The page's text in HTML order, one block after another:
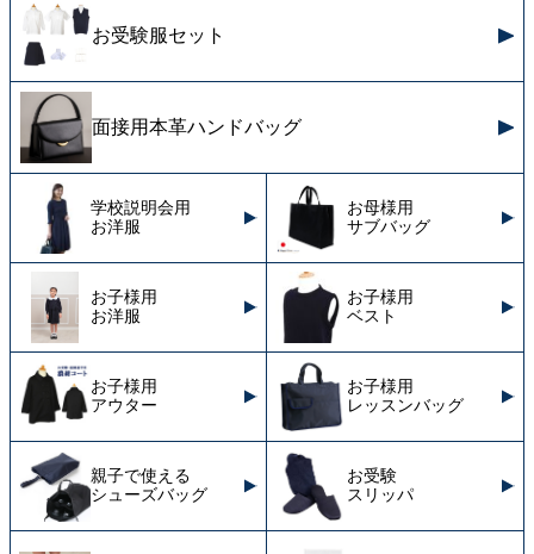
お受験服セット
面接用本革ハンドバッグ
学校説明会用
お洋服
お母様用
サブバッグ
お子様用
お洋服
お子様用
ベスト
お子様用
アウター
お子様用
レッスンバッグ
親子で使える
シューズバッグ
お受験
スリッパ